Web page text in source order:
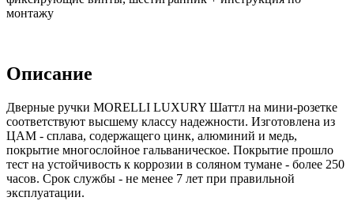
монтажу
Описание
Дверные ручки MORELLI LUXURY Шаттл на мини-розетке
соответствуют высшему классу надежности. Изготовлена из
ЦАМ - сплава, содержащего цинк, алюминий и медь,
покрытие многослойное гальваническое. Покрытие прошло
тест на устойчивость к коррозии в соляном тумане - более 250
часов. Срок службы - не менее 7 лет при правильной
эксплуатации.